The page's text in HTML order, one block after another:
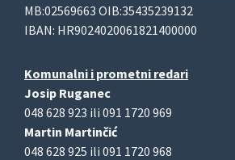
MB:02569663 OIB:35435239132
IBAN: HR9024020061821400000
Komunalni i prometni redari
Josip Ruganec
048 628 923 ili 091 1720 969
Martin Martinčić
048 628 925 ili 091 1720 968